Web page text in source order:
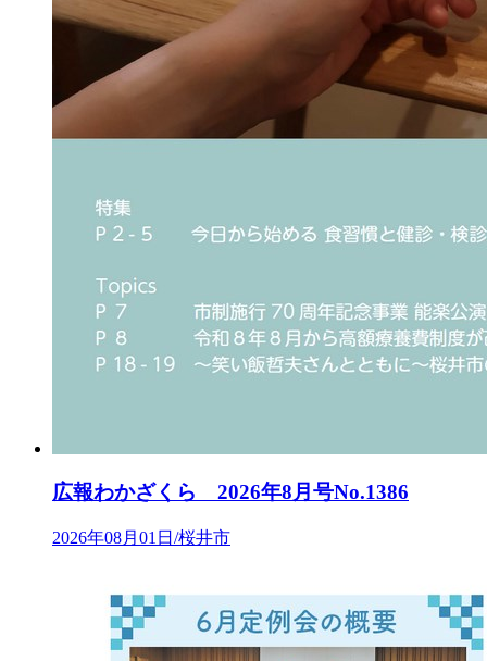
広報わかざくら 2026年8月号No.1386
2026年08月01日/桜井市